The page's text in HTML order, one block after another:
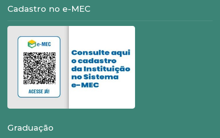
Cadastro no e-MEC
Graduação